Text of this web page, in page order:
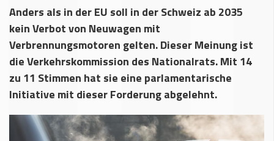
Anders als in der EU soll in der Schweiz ab 2035
kein Verbot von Neuwagen mit
Verbrennungsmotoren gelten. Dieser Meinung ist
die Verkehrskommission des Nationalrats. Mit 14
zu 11 Stimmen hat sie eine parlamentarische
Initiative mit dieser Forderung abgelehnt.